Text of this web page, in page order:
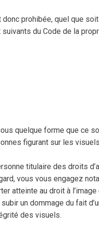
prohibée, quel que
du Code de la
quelque forme que ce
figurant sur les
titulaire des droits
vous vous engagez
atteinte au droit à
un dommage du fait
des visuels.